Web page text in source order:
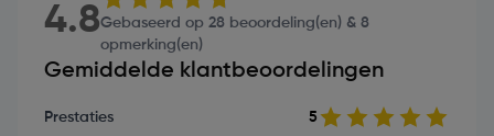
4.8Gebaseerd op 28 beoordeling(en) & 8
opmerking(en)
Gemiddelde klantbeoordelingen
Prestaties 5